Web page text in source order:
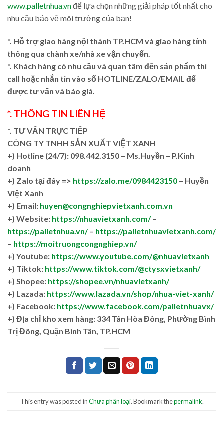
www.palletnhua.vnđể lựa chọn những giải pháp tốt nhất cho
nhu cầu bảo vệ môi trường của bạn!
*. Hỗ trợ giao hàng nội thành TP.HCM và giao hàng tỉnh
thông qua chành xe/nhà xe vận chuyển.
*. Khách hàng có nhu cầu và quan tâm đến sản phẩm thì
call hoặc nhắn tin vào số HOTLINE/ZALO/EMAIL để
được tư vấn và báo giá.
*. THÔNG TIN LIÊN HỆ
*. TƯ VẤN TRỰC TIẾP
CÔNG TY TNHH SẢN XUẤT VIỆT XANH
+) Hotline (24/7): 098.442.3150 – Ms.Huyền – P.Kinh
doanh
+) Zalo tại đây => https://zalo.me/0984423150 – Huyền
Việt Xanh
+) Email: huyen@congnghiepvietxanh.com.vn
+) Website: https://nhuavietxanh.com/–
https://palletnhua.vn/– https://palletnhuavietxanh.com/
– https://moitruongcongnghiep.vn/
+) Youtube: https://www.youtube.com/@nhuavietxanh
+) Tiktok: https://www.tiktok.com/@ctysxvietxanh/
+) Shopee: https://shopee.vn/nhuavietxanh/
+) Lazada: https://www.lazada.vn/shop/nhua-viet-xanh/
+) Facebook: https://www.facebook.com/palletnhuavx/
+) Địa chỉ kho xem hàng: 334 Tân Hòa Đông, Phường Bình
Trị Đông, Quận Bình Tân, TP.HCM
This entry was posted inChưa phân loại. Bookmark thepermalink.